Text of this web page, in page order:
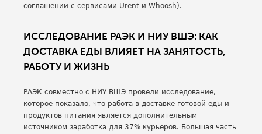
соглашении с сервисами Urent и Whoosh).
ИССЛЕДОВАНИЕ РАЭК И НИУ ВШЭ: КАК
ДОСТАВКА ЕДЫ ВЛИЯЕТ НА ЗАНЯТОСТЬ,
РАБОТУ И ЖИЗНЬ
РАЭК совместно с НИУ ВШЭ провели исследование,
которое показало, что работа в доставке готовой еды и
продуктов питания является дополнительным
источником заработка для 37% курьеров. Большая часть